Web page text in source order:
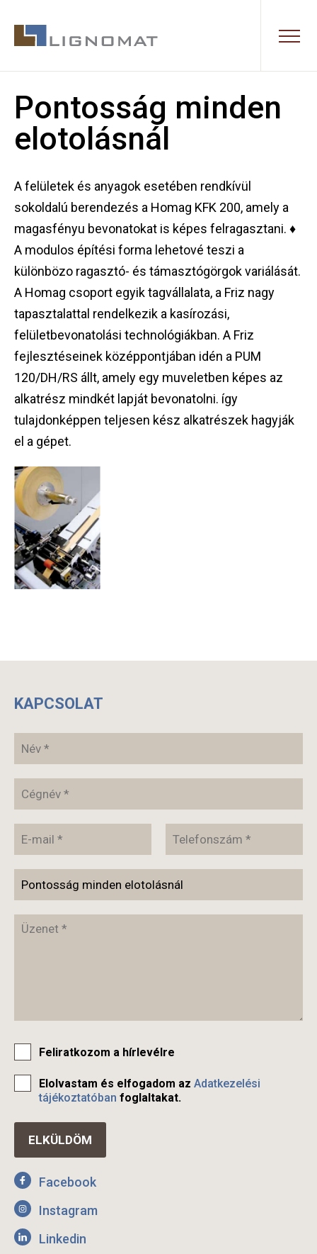
Pontosság minden
elotolásnál
A felületek és anyagok esetében rendkívül
sokoldalú berendezés a Homag KFK 200, amely a
magasfényu bevonatokat is képes felragasztani. ♦
A modulos építési forma lehetové teszi a
különbözo ragasztó- és támasztógörgok variálását.
A Homag csoport egyik tagvállalata, a Friz nagy
tapasztalattal rendelkezik a kasírozási,
felületbevonatolási technológiákban. A Friz
fejlesztéseinek középpontjában idén a PUM
120/DH/RS állt, amely egy muveletben képes az
alkatrész mindkét lapját bevonatolni. így
tulajdonképpen teljesen kész alkatrészek hagyják
el a gépet.
KAPCSOLAT
Feliratkozom a hírlevélre
Elolvastam és elfogadom az Adatkezelési
tájékoztatóban foglaltakat.
Facebook
Instagram
Linkedin